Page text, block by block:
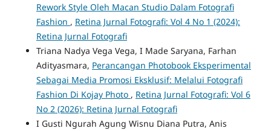
Rework Style Oleh Macan Studio Dalam Fotografi
Fashion , Retina Jurnal Fotografi: Vol 4 No 1 (2024):
Retina Jurnal Fotografi
Triana Nadya Vega Vega, I Made Saryana, Farhan
Adityasmara, Perancangan Photobook Eksperimental
Sebagai Media Promosi Eksklusif: Melalui Fotografi
Fashion Di Kojay Photo , Retina Jurnal Fotografi: Vol 6
No 2 (2026): Retina Jurnal Fotografi
I Gusti Ngurah Agung Wisnu Diana Putra, Anis